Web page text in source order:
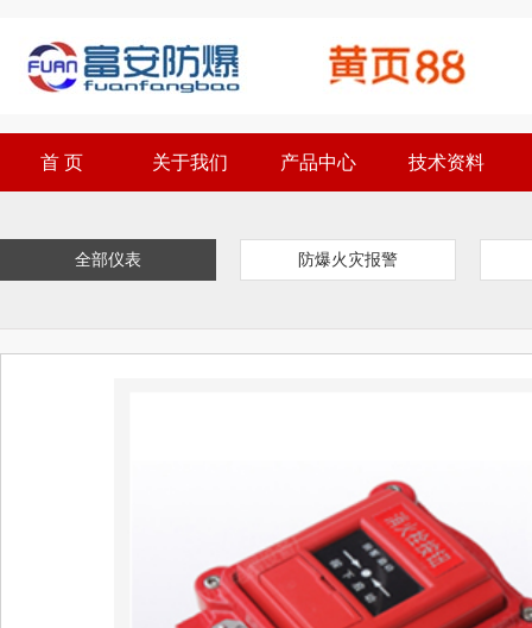
首 页 关于我们 产品中心 技术资料
全部仪表 防爆火灾报警